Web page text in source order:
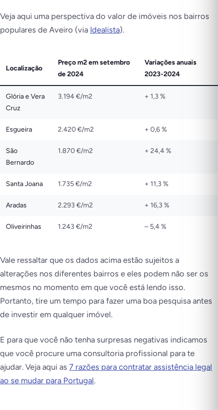
Veja aqui uma perspectiva do valor de imóveis nos bairros
populares de Aveiro (via Idealista).
Localização
Preço m2 em setembro
de 2024
Variações anuais
2023-2024
Glória e Vera
Cruz
3.194 €/m2 + 1,3 %
Esgueira 2.420 €/m2 + 0,6 %
São
Bernardo
1.870 €/m2 + 24,4 %
Santa Joana 1.735 €/m2 + 11,3 %
Aradas 2.293 €/m2 + 16,3 %
Oliveirinhas 1.243 €/m2 – 5,4 %
Vale ressaltar que os dados acima estão sujeitos a
alterações nos diferentes bairros e eles podem não ser os
mesmos no momento em que você está lendo isso.
Portanto, tire um tempo para fazer uma boa pesquisa antes
de investir em qualquer imóvel.
E para que você não tenha surpresas negativas indicamos
que você procure uma consultoria profissional para te
ajudar. Veja aqui as 7 razões para contratar assistência legal
ao se mudar para Portugal.